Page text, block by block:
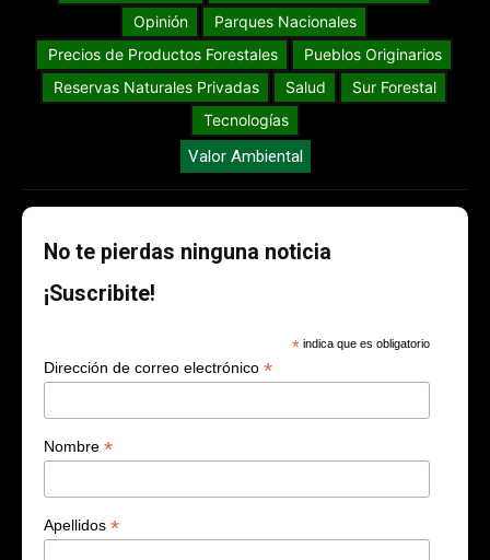
Opinión
Parques Nacionales
Precios de Productos Forestales
Pueblos Originarios
Reservas Naturales Privadas
Salud
Sur Forestal
Tecnologías
Valor Ambiental
No te pierdas ninguna noticia
¡Suscribite!
* indica que es obligatorio
Dirección de correo electrónico *
Nombre *
Apellidos *